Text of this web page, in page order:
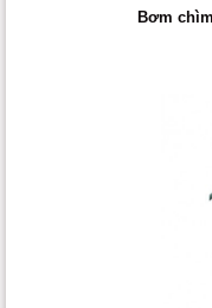
Bơm